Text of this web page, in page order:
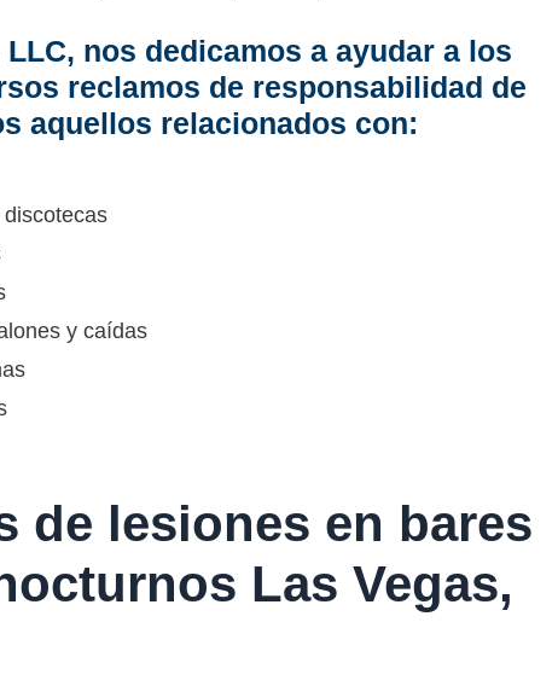
LLC, nos dedicamos a ayudar a los
reclamos de responsabilidad de
aquellos relacionados con:
y caídas
de lesiones en bares
Las Vegas,